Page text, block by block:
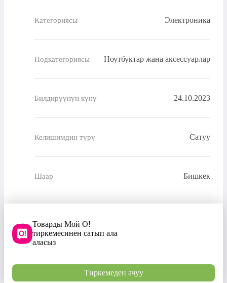
Категориясы Электроника
Подкатегориясы Ноутбуктар жана аксессуарлар
Билдирүүнүн күнү 24.10.2023
Келишимдин түрү Сатуу
Шаар Бишкек
Товарды Мой О!
тиркемесинен сатып ала
аласыз
Тиркемеден ачуу